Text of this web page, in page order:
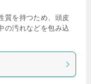
質を持つため、頭皮
の汚れなどを包み込